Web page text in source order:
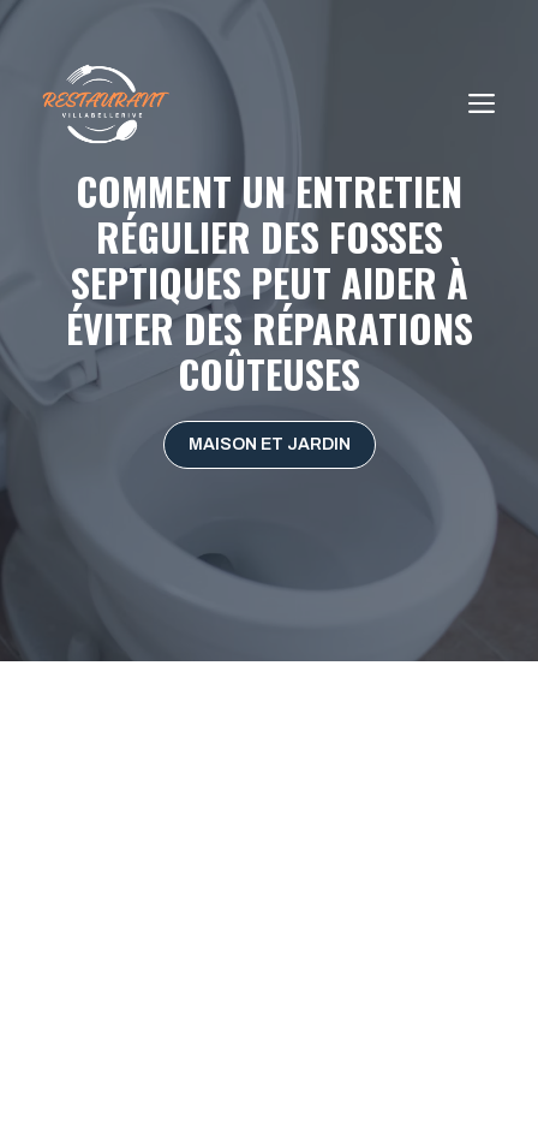
Aller
contenu
COMMENT UN ENTRETIEN
RÉGULIER DES FOSSES
SEPTIQUES PEUT AIDER À
ÉVITER DES RÉPARATIONS
COÛTEUSES
MAISON ET JARDIN